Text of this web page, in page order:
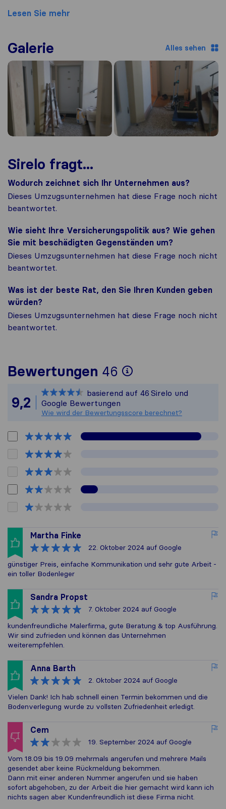
Lesen Sie mehr
Galerie Alles sehen
Sirelo fragt...
Wodurch zeichnet sich Ihr Unternehmen aus?
Dieses Umzugsunternehmen hat diese Frage noch nicht
beantwortet.
Wie sieht Ihre Versicherungspolitik aus? Wie gehen
Sie mit beschädigten Gegenständen um?
Dieses Umzugsunternehmen hat diese Frage noch nicht
beantwortet.
Was ist der beste Rat, den Sie Ihren Kunden geben
würden?
Dieses Umzugsunternehmen hat diese Frage noch nicht
beantwortet.
Bewertungen 46
Um Ihnen ein
Alle
9,2
basierend auf 46 Sirelo und
Google Bewertungen
Wie wird der Bewertungsscore berechnet?
Martha Finke
22. Oktober 2024 auf Google
günstiger Preis, einfache Kommunikation und sehr gute Arbeit -
ein toller Bodenleger
Sandra Propst
7. Oktober 2024 auf Google
kundenfreundliche Malerfirma, gute Beratung & top Ausführung.
Wir sind zufrieden und können das Unternehmen
weiterempfehlen.
Anna Barth
2. Oktober 2024 auf Google
Vielen Dank! Ich hab schnell einen Termin bekommen und die
Bodenverlegung wurde zu vollsten Zufriedenheit erledigt.
Cem
19. September 2024 auf Google
Vom 18.09 bis 19.09 mehrmals angerufen und mehrere Mails
gesendet aber keine Rückmeldung bekommen.
Dann mit einer anderen Nummer angerufen und sie haben
sofort abgehoben, zu der Arbeit die hier gemacht wird kann ich
nichts sagen aber Kundenfreundlich ist diese Firma nicht.